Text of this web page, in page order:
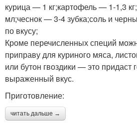
курица — 1 кг;картофель — 1-1,3
мл;чеснок — 3-4 зубка;соль и
по вкусу;
Кроме перечисленных специй
приправу для куриного мяса,
или бутон гвоздики — это придаст
выраженный вкус.
Приготовление:
читать дальше →